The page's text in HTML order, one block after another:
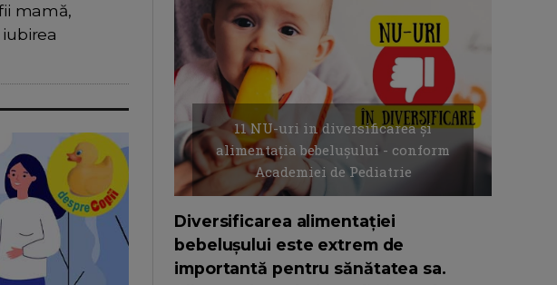
mamă,
11 NU-uri in diversificarea și
alimentația bebelușului - conform
Academiei de Pediatrie
Diversificarea alimentației
bebelușului este extrem de
importantă pentru sănătatea sa.